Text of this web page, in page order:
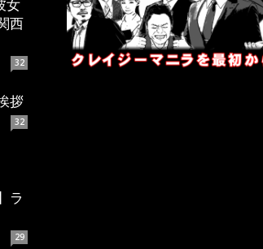
女
西
32
拶
32
ラ
29